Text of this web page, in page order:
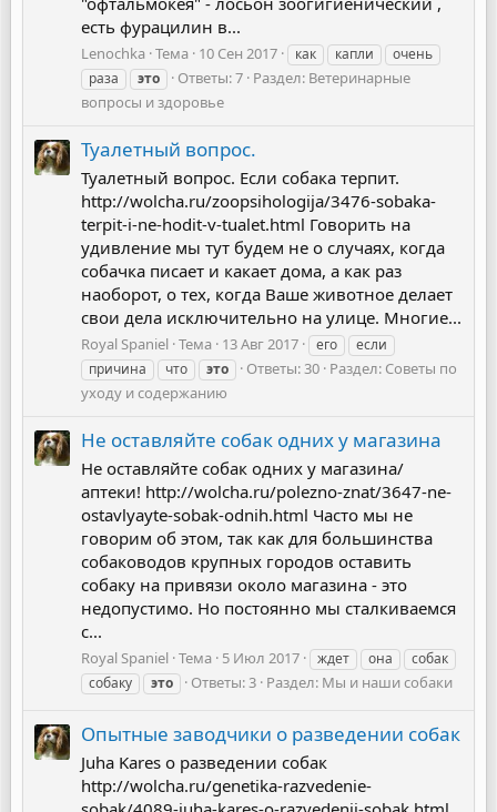
есть фурацилин в...
Lenochka Тема 10 Сен 2017 как капли
очень
раза
это Ответы: 7 Раздел: Ветеринарные
вопросы и здоровье
Туалетный вопрос.
Туалетный вопрос. Если собака терпит.
http://wolcha.ru/zoopsihologija/3476-sobaka-
terpit-i-ne-hodit-v-tualet.html Говорить на
удивление мы тут будем не о случаях, когда
собачка писает и какает дома, а как раз
наоборот, о тех, когда Ваше животное делает
свои дела исключительно на улице. Многие...
Royal Spaniel Тема 13 Авг 2017 его
если
причина
что это Ответы: 30 Раздел: Советы по
уходу и содержанию
Не оставляйте собак одних у магазина
Не оставляйте собак одних у магазина/
аптеки! http://wolcha.ru/polezno-znat/3647-ne-
ostavlyayte-sobak-odnih.html Часто мы не
говорим об этом, так как для большинства
собаководов крупных городов оставить
собаку на привязи около магазина - это
недопустимо. Но постоянно мы сталкиваемся
с...
Royal Spaniel Тема 5 Июл 2017 ждет она
собак
собаку
это Ответы: 3 Раздел: Мы и наши собаки
Опытные заводчики о разведении собак
Juha Kares о разведении собак
http://wolcha.ru/genetika-razvedenie-